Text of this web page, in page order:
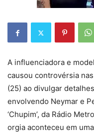
A influenciadora e
causou controvérsia
(25) ao divulgar
envolvendo Neymar e
‘Chupim’, da Rádio
orgia aconteceu em